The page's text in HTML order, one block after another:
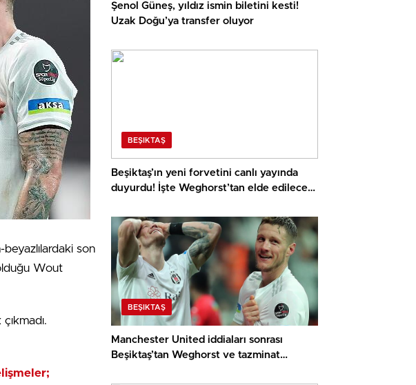
son
Wout
Şenol Güneş, yıldız ismin biletini kesti!
Uzak Doğu’ya transfer oluyor
BEŞIKTAŞ
Beşiktaş’ın yeni forvetini canlı yayında
duyurdu! İşte Weghorst’tan elde edilecek
BEŞIKTAŞ
Manchester United iddiaları sonrası
Beşiktaş’tan Weghorst ve tazminat